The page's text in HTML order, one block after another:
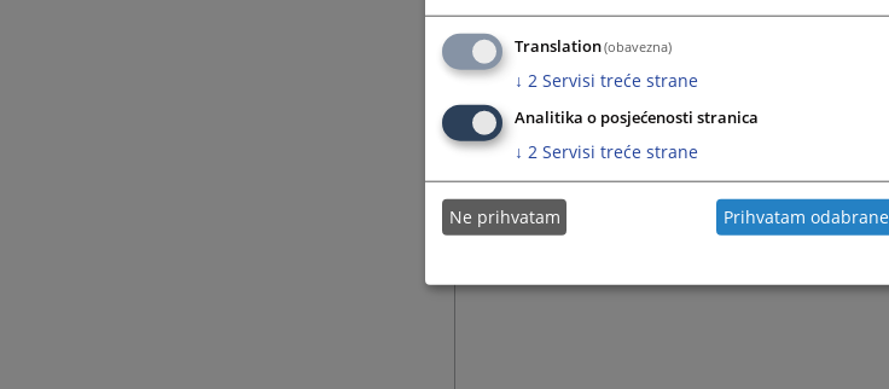
Translation(obavezna)
↓ 2 Servisi treće strane
Analitika o posjećenosti stranica
↓ 2 Servisi treće strane
Ne prihvatam Prihvatam odabrane